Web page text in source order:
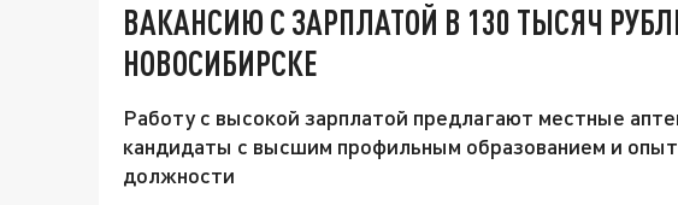
ВАКАНСИЮ С ЗАРПЛАТОЙ В 130 ТЫСЯЧ
НОВОСИБИРСКЕ
Работу с высокой зарплатой предлагают местные
кандидаты с высшим профильным образованием и
должности